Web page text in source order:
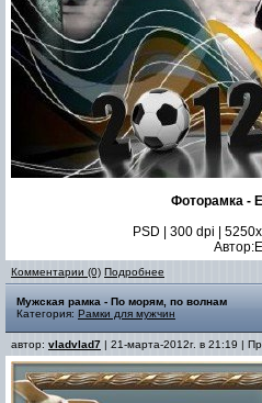
Фоторамка -
PSD | 300 dpi |
Комментарии (0) Подробнее
Мужская рамка - По морям, по волнам
Категория: Рамки для мужчин
автор: vladvlad7 | 21-марта-2012г. в 21:19 |